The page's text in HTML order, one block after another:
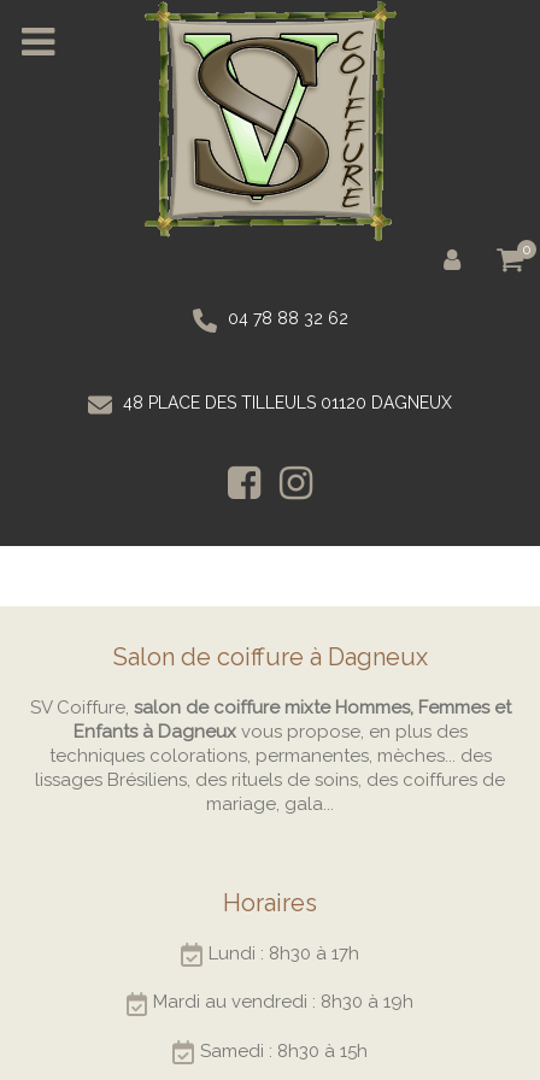
0
04 78 88 32 62
48 PLACE DES TILLEULS 01120 DAGNEUX
Salon de coiffure à Dagneux
SV Coiffure, salon de coiffure mixte Hommes, Femmes et
Enfants à Dagneuxvous propose, en plus des
techniques colorations, permanentes, mèches... des
lissages Brésiliens, des rituels de soins, des coiffures de
mariage, gala...
Horaires
Lundi : 8h30 à 17h
Mardi au vendredi : 8h30 à 19h
Samedi : 8h30 à 15h